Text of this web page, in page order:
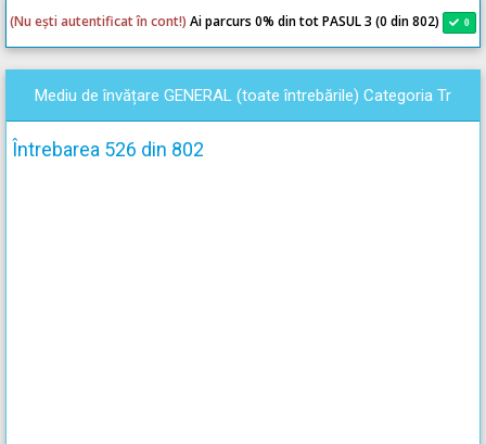
(Nu ești autentificat în cont!) Ai parcurs 0% din tot PASUL 3 (0 din 802) 0
Mediu de învățare GENERAL (toate întrebările) Categoria Tr
Întrebarea 526 din 802